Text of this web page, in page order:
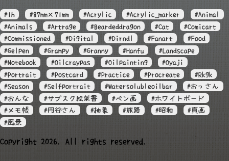
#1h #87mm×71mm #Acrylic #Acrylic_marker
#Animal
#Animals
#Artrage #Beardeddragon #Cat
#Comicart
#Commissioned
#Digital #Dirndl #Fanart
#Food
#Gelpen
#Grampy #Granny #Hanfu
#Landscape
#Notebook
#Oilcraypas #Oilpainting
#Oyaji
#Portrait
#Postcard #Practice #Procreate
#Rkgk
#Season
#Selfportrait #Watersolubleoilbar
#おっさん
#おんな
#サブスク絵葉書 #ペン画
#ホワイトボード
#メモ帳
#円谷さん #抽象 #旅路 #昭和
#頁画
#風景
Copyright 2026. All rights reserved.